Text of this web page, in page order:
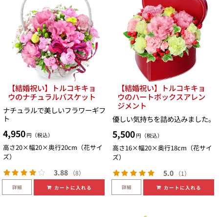
【結婚祝い】トルコキキョ
ウのナチュラルバスケット
ナチュラルで美しいフラワーギフ
ト
4,950 円（税込）
高さ20×幅20×奥行20cm（花サイ
ズ）
3.88 （8）
詳細 カートに入れる
【結婚祝い】トルコキキョ
ウのハートボックスアレン
ジメント
優しい気持ちを詰め込みました。
5,500 円（税込）
高さ16×幅20×奥行18cm（花サイ
ズ）
5.0 （1）
詳細 カートに入れる